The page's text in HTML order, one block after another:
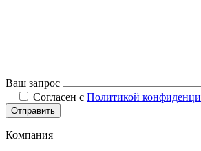
Ваш запрос
Согласен с Политикой
Компания